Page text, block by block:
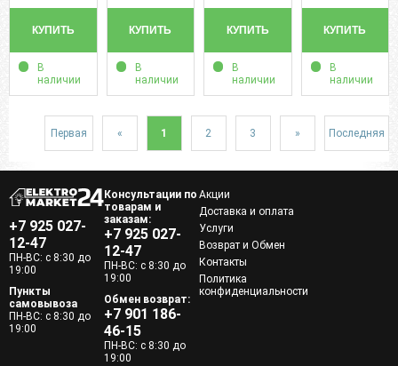
КУПИТЬ
В
наличии
КУПИТЬ
В
наличии
КУПИТЬ
В
наличии
КУПИТЬ
В
наличии
Первая « 1 2 3 » Последняя
+7 925 027-
12-47
ПН-ВС: с 8:30 до
19:00
Пункты
самовывоза
ПН-ВС: с 8:30 до
19:00
Консультации по
товарам и
заказам:
+7 925 027-
12-47
ПН-ВС: с 8:30 до
19:00
Обмен возврат:
+7 901 186-
46-15
ПН-ВС: с 8:30 до
19:00
Акции
Доставка и оплата
Услуги
Возврат и Обмен
Контакты
Политика
конфиденциальности